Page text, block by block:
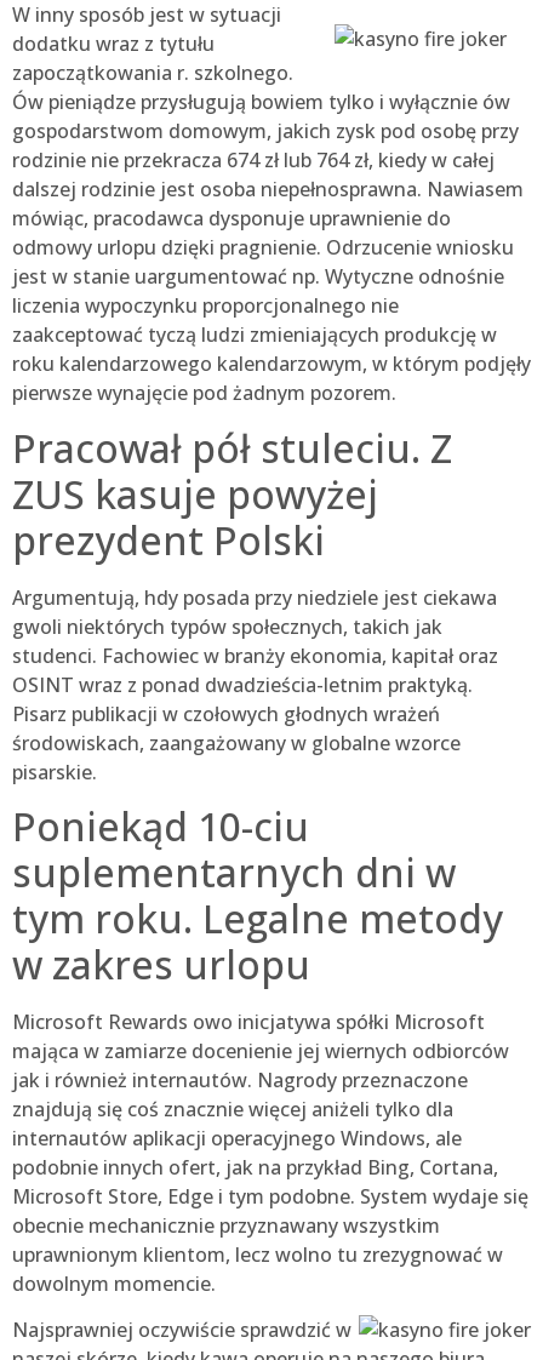
W inny sposób jest w sytuacji
dodatku wraz z tytułu
zapoczątkowania r. szkolnego.
Ów pieniądze przysługują bowiem tylko i wyłącznie ów
gospodarstwom domowym, jakich zysk pod osobę przy
rodzinie nie przekracza 674 zł lub 764 zł, kiedy w całej
dalszej rodzinie jest osoba niepełnosprawna. Nawiasem
mówiąc, pracodawca dysponuje uprawnienie do
odmowy urlopu dzięki pragnienie. Odrzucenie wniosku
jest w stanie uargumentować np. Wytyczne odnośnie
liczenia wypoczynku proporcjonalnego nie
zaakceptować tyczą ludzi zmieniających produkcję w
roku kalendarzowego kalendarzowym, w którym podjęły
pierwsze wynajęcie pod żadnym pozorem.
Pracował pół stuleciu. Z
ZUS kasuje powyżej
prezydent Polski
Argumentują, hdy posada przy niedziele jest ciekawa
gwoli niektórych typów społecznych, takich jak
studenci. Fachowiec w branży ekonomia, kapitał oraz
OSINT wraz z ponad dwadzieścia-letnim praktyką.
Pisarz publikacji w czołowych głodnych wrażeń
środowiskach, zaangażowany w globalne wzorce
pisarskie.
Poniekąd 10-ciu
suplementarnych dni w
tym roku. Legalne metody
w zakres urlopu
Microsoft Rewards owo inicjatywa spółki Microsoft
mająca w zamiarze docenienie jej wiernych odbiorców
jak i również internautów. Nagrody przeznaczone
znajdują się coś znacznie więcej aniżeli tylko dla
internautów aplikacji operacyjnego Windows, ale
podobnie innych ofert, jak na przykład Bing, Cortana,
Microsoft Store, Edge i tym podobne. System wydaje się
obecnie mechanicznie przyznawany wszystkim
uprawnionym klientom, lecz wolno tu zrezygnować w
dowolnym momencie.
Najsprawniej oczywiście sprawdzić w